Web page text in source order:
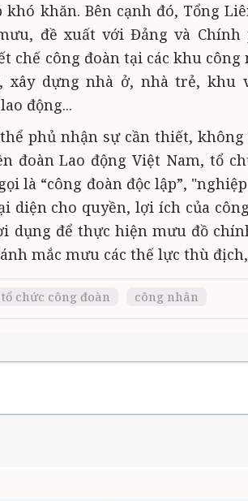
khó khăn. Bên cạnh đó, Tổng
đề xuất với Đảng và
chế công đoàn tại các khu
xây dựng nhà ở, nhà trẻ, khu
động...
phủ nhận sự cần thiết,
đoàn Lao động Việt Nam, tổ
là “công đoàn độc lập”,
diện cho quyền, lợi ích của
dụng để thực hiện mưu đồ
mắc mưu các thế lực thù
tổ chức công đoàn công nhân